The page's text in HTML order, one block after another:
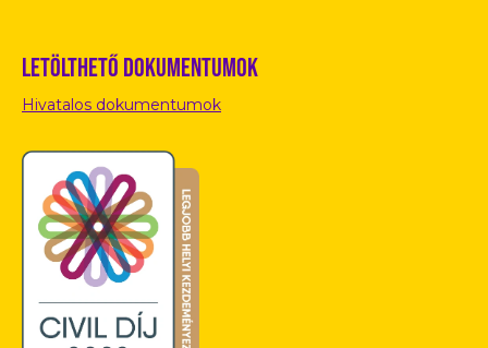
Letölthető dokumentumok
Hivatalos dokumentumok